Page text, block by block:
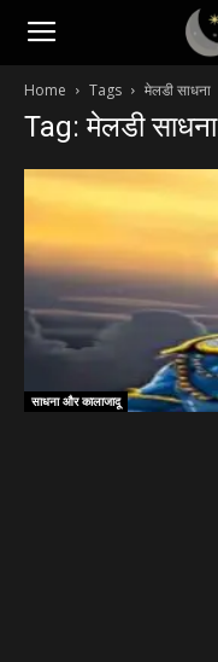
Home Tags मेलडी साधना
Tag: मेलडी साधना
साधना और कालाजादू